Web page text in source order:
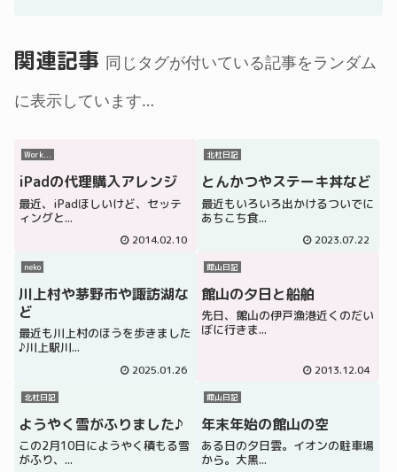
関連記事 同じタグが付いている記事をランダム
に表示しています…
Work...
iPadの代理購入アレンジ
最近、iPadほしいけど、セッテ
ィングと...
2014.02.10
北杜日記
とんかつやステーキ丼など
最近もいろいろ出かけるついでに
あちこち食...
2023.07.22
neko
川上村や茅野市や諏訪湖な
ど
最近も川上村のほうを歩きました
♪川上駅川...
2025.01.26
館山日記
館山の夕日と船舶
先日、館山の伊戸漁港近くのだい
ぼに行きま...
2013.12.04
北杜日記
ようやく雪がふりました♪
この2月10日にようやく積もる雪
がふり、...
館山日記
年末年始の館山の空
ある日の夕日雲。イオンの駐車場
から。大黒...